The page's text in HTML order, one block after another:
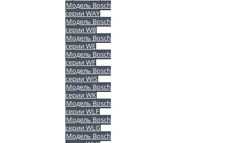
Модель Bosch
серии WAY
Модель Bosch
серии WB
Модель Bosch
серии WE
Модель Bosch
серии WF
Модель Bosch
серии WIS
Модель Bosch
серии WK
Модель Bosch
серии WLF
Модель Bosch
серии WLG
Модель Bosch